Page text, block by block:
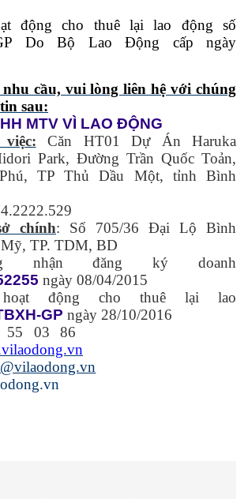
động cho thuê lại lao động số
Do Bộ Lao Động cấp ngày
cầu, vui lòng liên hệ với chúng
sau:
MTV VÌ LAO ĐỘNG
Căn HT01 Dự Án Haruka
Park, Đường Trần Quốc Toản,
TP Thủ Dầu Một, tỉnh Bình
chính: Số 705/36 Đại Lộ Bình
TP. TDM, BD
nhận đăng ký doanh
ngày 08/04/2015
động cho thuê lại lao
GP ngày 28/10/2016
0901 55 03 86